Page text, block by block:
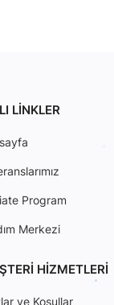
LINKLER
Program
Merkezi
HIZMETLERI
ve Koşullar